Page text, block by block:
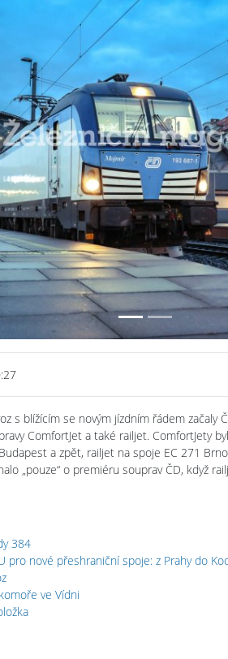
s blížícím se novým jízdním řádem začaly
ComfortJet a také railjet. ComfortJety
a zpět, railjet na spoje EC 271
„pouze“ o premiéru souprav ČD, když
384
pro nové přeshraniční spoje: z Prahy do
ve Vídni